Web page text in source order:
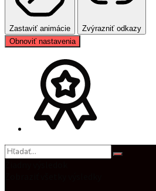
Zastaviť animácie
Zvýrazniť odkazy
Obnoviť nastavenia